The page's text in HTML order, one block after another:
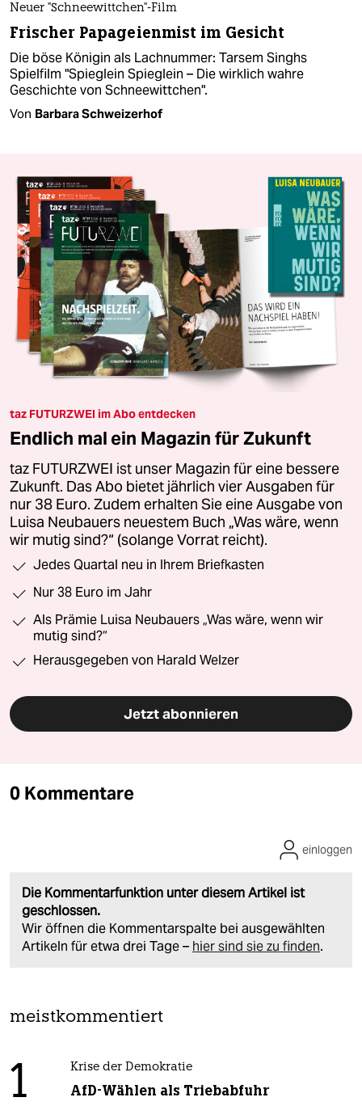
Neuer "Schneewittchen"-Film
Frischer Papageienmist im Gesicht
Die böse Königin als Lachnummer: Tarsem Singhs
Spielfilm "Spieglein Spieglein – Die wirklich wahre
Geschichte von Schneewittchen".
Von Barbara Schweizerhof
taz FUTURZWEI im Abo entdecken
Endlich mal ein Magazin für Zukunft
taz FUTURZWEI ist unser Magazin für eine bessere
Zukunft. Das Abo bietet jährlich vier Ausgaben für
nur 38 Euro. Zudem erhalten Sie eine Ausgabe von
Luisa Neubauers neuestem Buch „Was wäre, wenn
wir mutig sind?“ (solange Vorrat reicht).
Jedes Quartal neu in Ihrem Briefkasten
Nur 38 Euro im Jahr
Als Prämie Luisa Neubauers „Was wäre, wenn wir
mutig sind?“
Herausgegeben von Harald Welzer
Jetzt abonnieren
0 Kommentare
Die Kommentarfunktion unter diesem Artikel ist
geschlossen.
Wir öffnen die Kommentarspalte bei ausgewählten
Artikeln für etwa drei Tage – hier sind sie zu finden.
einloggen
meistkommentiert
1 Krise der Demokratie
AfD-Wählen als Triebabfuhr